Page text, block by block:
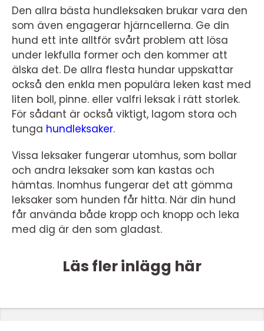
Den allra bästa hundleksaken brukar vara den
som även engagerar hjärncellerna. Ge din
hund ett inte alltför svårt problem att lösa
under lekfulla former och den kommer att
älska det. De allra flesta hundar uppskattar
också den enkla men populära leken kast med
liten boll, pinne. eller valfri leksak i rätt storlek.
För sådant är också viktigt, lagom stora och
tunga hundleksaker.
Vissa leksaker fungerar utomhus, som bollar
och andra leksaker som kan kastas och
hämtas. Inomhus fungerar det att gömma
leksaker som hunden får hitta. När din hund
får använda både kropp och knopp och leka
med dig är den som gladast.
Läs fler inlägg här